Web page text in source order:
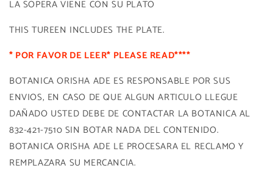
LA SOPERA VIENE CON SU PLATO
THIS TUREEN INCLUDES THE PLATE.
* POR FAVOR DE LEER* PLEASE READ****
BOTANICA ORISHA ADE ES RESPONSABLE POR SUS
ENVIOS, EN CASO DE QUE ALGUN ARTICULO LLEGUE
DAÑADO USTED DEBE DE CONTACTAR LA BOTANICA AL
832-421-7510 SIN BOTAR NADA DEL CONTENIDO.
BOTANICA ORISHA ADE LE PROCESARA EL RECLAMO Y
REMPLAZARA SU MERCANCIA.